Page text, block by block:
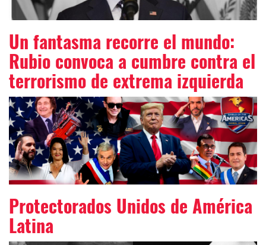
Un fantasma recorre el mundo:
Rubio convoca a cumbre contra el
terrorismo de extrema izquierda
Protectorados Unidos de América
Latina